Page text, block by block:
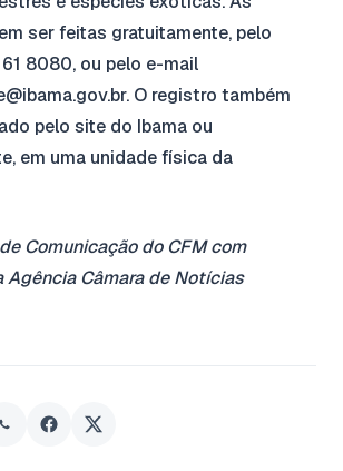
ser feitas gratuitamente, pelo
8080, ou pelo e-mail
O registro também
pelo site do Ibama ou
em uma unidade física da
Comunicação do CFM com
Agência Câmara de Notícias